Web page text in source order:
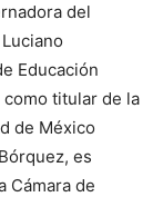
del
Educación
titular de la
de México
es
Cámara de